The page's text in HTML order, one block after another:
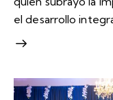
el desarrollo